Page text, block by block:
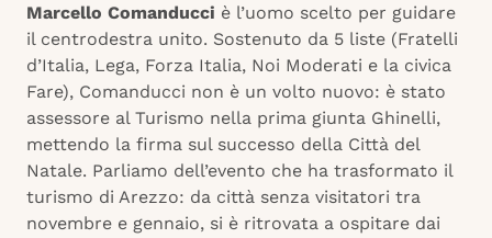
Marcello Comanducci è l’uomo scelto per guidare
il centrodestra unito. Sostenuto da 5 liste (Fratelli
d’Italia, Lega, Forza Italia, Noi Moderati e la civica
Fare), Comanducci non è un volto nuovo: è stato
assessore al Turismo nella prima giunta Ghinelli,
mettendo la firma sul successo della Città del
Natale. Parliamo dell’evento che ha trasformato il
turismo di Arezzo: da città senza visitatori tra
novembre e gennaio, si è ritrovata a ospitare dai